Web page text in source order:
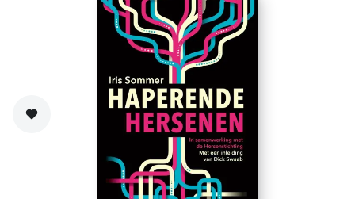
Zet op verlanglijst